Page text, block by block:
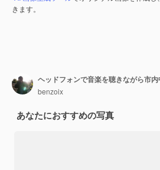
きます。
benzoix
あなたにおすすめの写真